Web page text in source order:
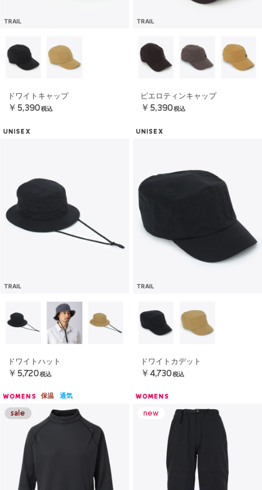
TRAIL
ドワイトキャップ
￥5,390 税込
TRAIL
ピエロティンキャップ
￥5,390 税込
UNISEX
TRAIL
ドワイトハット
￥5,720 税込
UNISEX
TRAIL
ドワイトカデット
￥4,730 税込
WOMENS 保温 通気 WOMENS